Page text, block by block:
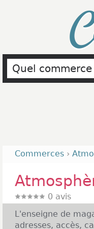
Commerces ›
0 avis
L'enseigne de
adresses, accès,